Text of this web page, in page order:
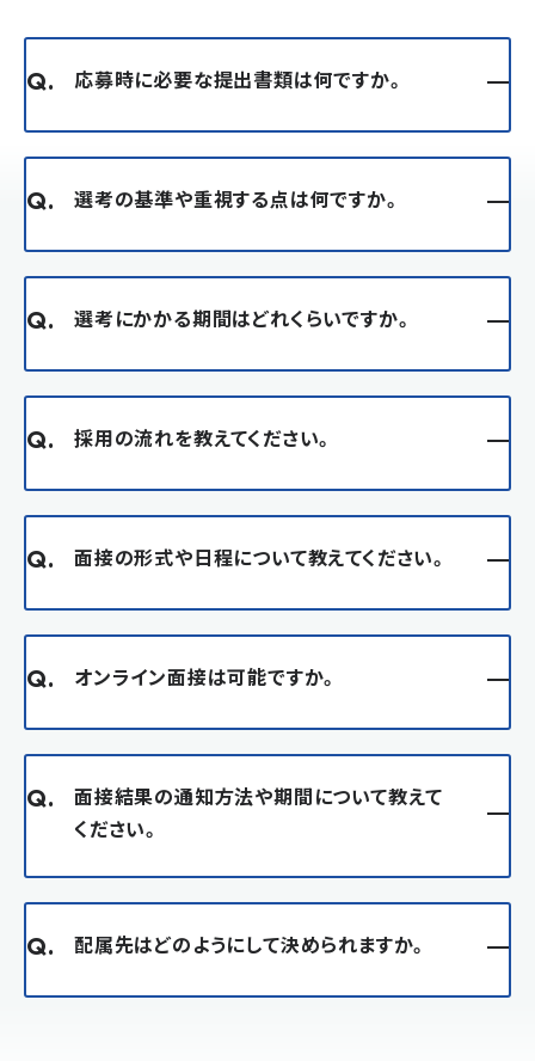
Q. 応募時に必要な提出書類は何ですか。
Q. 選考の基準や重視する点は何ですか。
Q. 選考にかかる期間はどれくらいですか。
Q. 採用の流れを教えてください。
Q. 面接の形式や日程について教えてください。
Q. オンライン面接は可能ですか。
Q.
面接結果の通知方法や期間について教えて
ください。
Q. 配属先はどのようにして決められますか。